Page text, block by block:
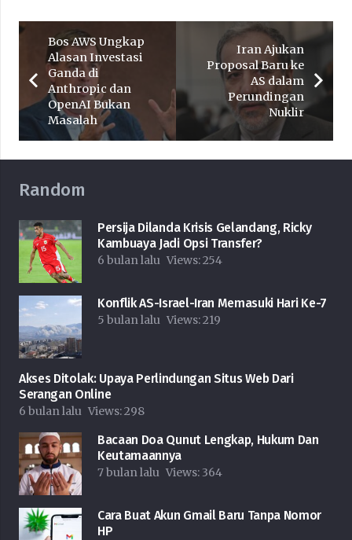
Bos AWS Ungkap
Alasan Investasi
Ganda di
Anthropic dan
OpenAI Bukan
Masalah
Iran Ajukan
Proposal Baru ke
AS dalam
Perundingan
Nuklir
Random
Persija Dilanda Krisis Gelandang, Ricky
Kambuaya Jadi Opsi Transfer?
6 bulan lalu Views:254
Konflik AS-Israel-Iran Memasuki Hari Ke-7
5 bulan lalu Views:219
Akses Ditolak: Upaya Perlindungan Situs Web Dari
Serangan Online
6 bulan lalu Views:298
Bacaan Doa Qunut Lengkap, Hukum Dan
Keutamaannya
7 bulan lalu Views: 364
Cara Buat Akun Gmail Baru Tanpa Nomor
HP